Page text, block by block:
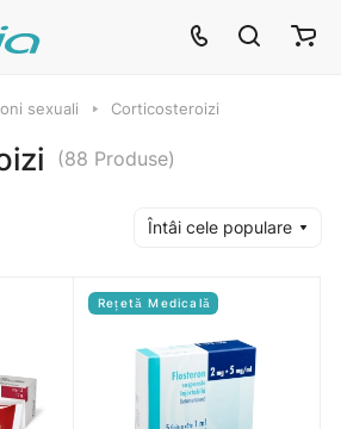
sexuali Corticosteroizi
(88 Produse)
Întâi cele populare
Rețetă Medicală